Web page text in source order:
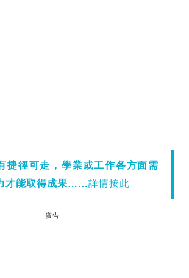
捷徑可走，學業或工作各方面需
才能取得成果……詳情按此
廣告